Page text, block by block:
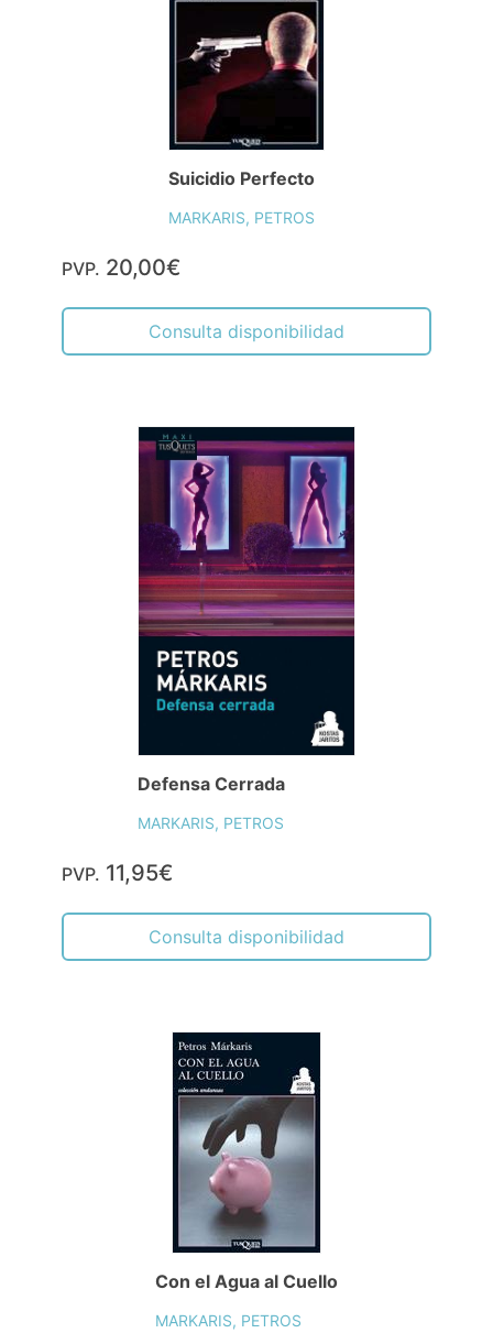
Suicidio Perfecto
MARKARIS, PETROS
PVP. 20,00€
Consulta disponibilidad
Defensa Cerrada
MARKARIS, PETROS
PVP. 11,95€
Consulta disponibilidad
Con el Agua al Cuello
MARKARIS, PETROS